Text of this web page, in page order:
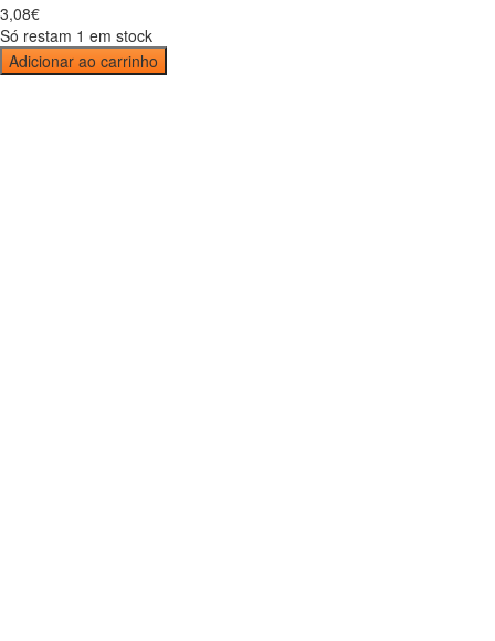
3,08€
Só restam 1 em stock
Adicionar ao carrinho